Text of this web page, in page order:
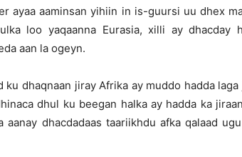
ayaa aaminsan yihiin in is-guursi uu dhex
loo yaqaanna Eurasia, xilli ay dhacday
aan la ogeyn.
ku dhaqnaan jiray Afrika ay muddo hadda
dhul ku beegan halka ay hadda ka
dhacdadaas taariikhdu afka qalaad